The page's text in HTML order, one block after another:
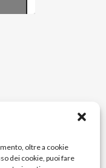
oltre a cookie
dei cookie, puoi fare